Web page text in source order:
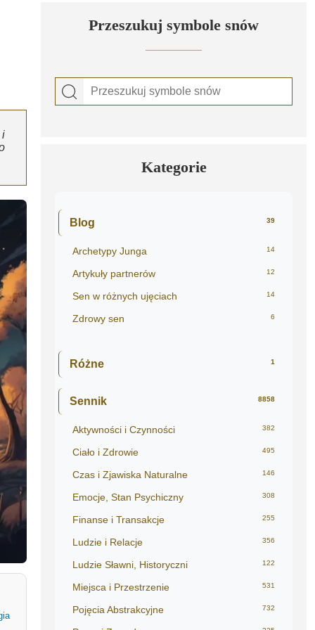
i
Przeszukuj symbole snów
Kategorie
Blog 39
Archetypy Junga 14
Artykuły partnerów 12
Sen w różnych ujęciach 14
Zdrowy sen 6
Różne 1
Sennik 8858
Aktywności i Czynności 382
Ciało i Zdrowie 495
Czas i Zjawiska Naturalne 146
Emocje, Stan Psychiczny 308
Finanse i Transakcje 255
Ludzie i Relacje 356
Ludzie Sławni, Historyczni 122
Miejsca i Przestrzenie 531
Pojęcia Abstrakcyjne 732